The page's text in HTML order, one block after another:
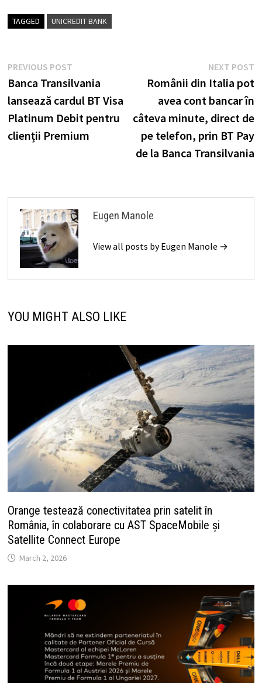
TAGGED UNICREDIT BANK
Post
navigation
PREVIOUS POSTPrevious
post:
Banca Transilvania
lansează cardul BT Visa
Platinum Debit pentru
clienții Premium
NEXT POST
Românii din Italia pot
avea cont bancar în
câteva minute, direct de
pe telefon, prin BT Pay
de la Banca Transilvania
Eugen Manole
View all posts by Eugen Manole →
YOU MIGHT ALSO LIKE
Orange testează conectivitatea prin satelit în
România, în colaborare cu AST SpaceMobile și
Satellite Connect Europe
March 2, 2026